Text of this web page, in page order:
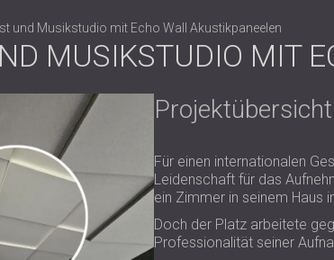
und Musikstudio mit Echo Wall Akustikpaneelen
MUSIKSTUDIO MIT
Projektübersicht
Für einen internationalen
Leidenschaft für das
ein Zimmer in seinem Haus
Doch der Platz arbeitete
Professionalität seiner